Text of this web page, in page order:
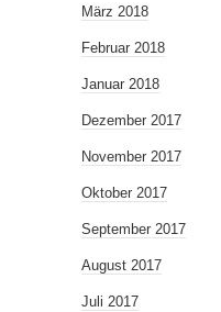
März 2018
Februar 2018
Januar 2018
Dezember 2017
November 2017
Oktober 2017
September 2017
August 2017
Juli 2017